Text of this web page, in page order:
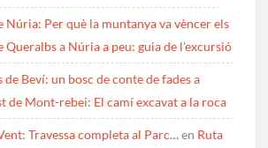
Núria: Per què la muntanya va vèncer els
Queralbs a Núria a peu: guia de l’excursió
de Beví: un bosc de conte de fades a
de Mont-rebei: El camí excavat a la roca
Travessa completa al Parc…en Ruta